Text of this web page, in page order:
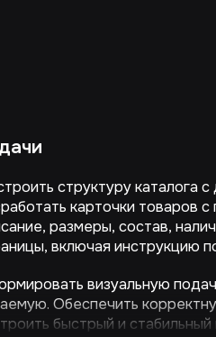
структуру каталога
карточки товаров
размеры, состав,
включая инструкцию
визуальную
Обеспечить
быстрый и